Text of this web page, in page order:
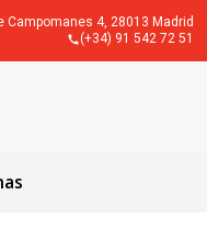
Campomanes 4, 28013 Madrid
(+34) 91 542 72 51